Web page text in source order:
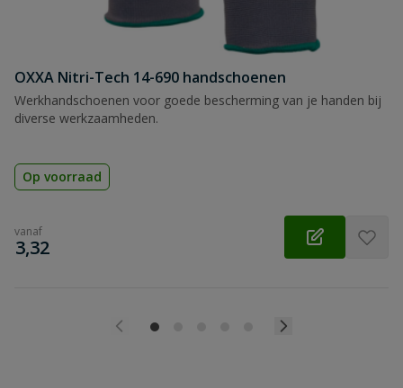
OXXA Nitri-Tech 14-690 handschoenen
Werkhandschoenen voor goede bescherming van je handen bij
diverse werkzaamheden.
Op voorraad
vanaf
€
3,32